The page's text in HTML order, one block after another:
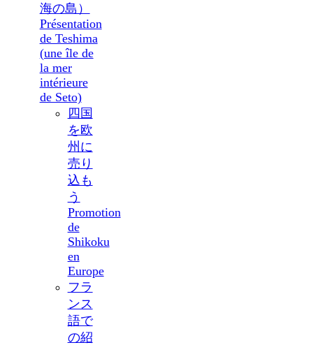
海の島）
Présentation
de Teshima
(une île de
la mer
intérieure
de Seto)
四国
を欧
州に
売り
込も
う
Promotion
de
Shikoku
en
Europe
フラ
ンス
語で
の紹